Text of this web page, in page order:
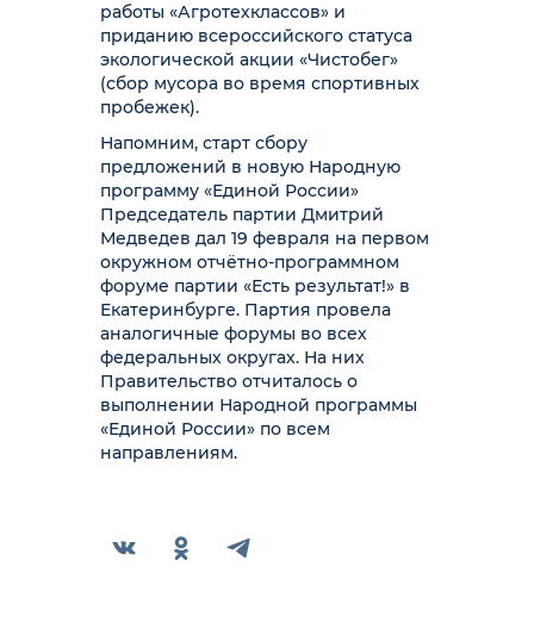
работы «Агротехклассов» и
приданию всероссийского статуса
экологической акции «Чистобег»
(сбор мусора во время спортивных
пробежек).
Напомним, старт сбору
предложений в новую Народную
программу «Единой России»
Председатель партии Дмитрий
Медведев дал 19 февраля на первом
окружном отчётно-программном
форуме партии «Есть результат!» в
Екатеринбурге. Партия провела
аналогичные форумы во всех
федеральных округах. На них
Правительство отчиталось о
выполнении Народной программы
«Единой России» по всем
направлениям.